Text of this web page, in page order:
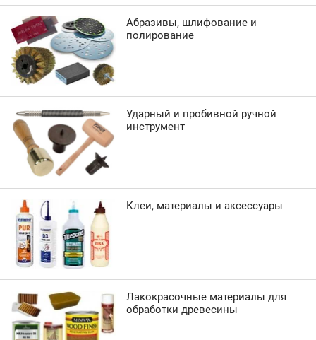
Абразивы, шлифование и
полирование
Ударный и пробивной ручной
инструмент
Клеи, материалы и аксессуары
Лакокрасочные материалы для
обработки древесины